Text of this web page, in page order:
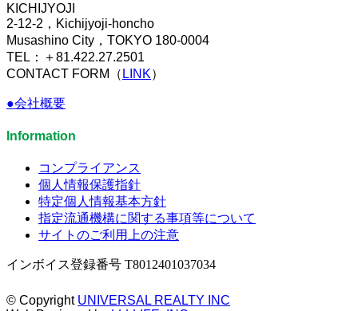
KICHIJYOJI
2-12-2，Kichijyoji-honcho
Musashino City，TOKYO 180-0004
TEL：＋81.422.27.2501
CONTACT FORM（ LINK）
●会社概要
Information
コンプライアンス
個人情報保護指針
特定個人情報基本方針
指定流通機構に関する事項等について
サイトのご利用上の注意
インボイス登録番号 T8012401037034
© Copyright UNIVERSAL REALTY INC